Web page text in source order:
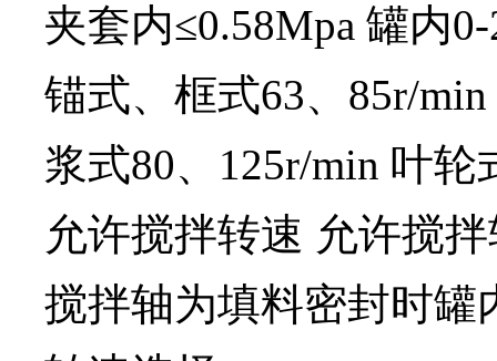
夹套内≤0.58Mpa 罐内
锚式、框式63、85r/min
浆式80、125r/min 叶
允许搅拌转速 允许搅
搅拌轴为填料密封时罐